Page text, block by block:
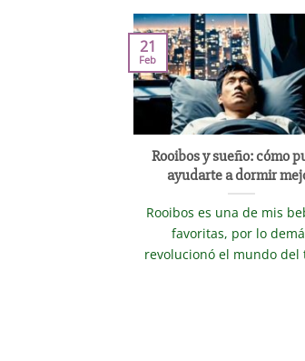
Rooibos y sueño: cómo
ayudarte a dormir
Rooibos es una de mis
favoritas, por lo
revolucionó el mundo del
21
Feb